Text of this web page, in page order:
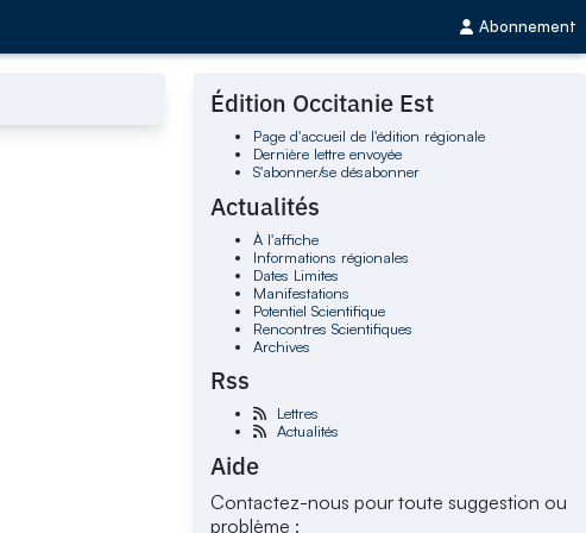
Abonnement
Édition Occitanie Est
Page d'accueil de l'édition régionale
Dernière lettre envoyée
S'abonner/se désabonner
Actualités
À l'affiche
Informations régionales
Dates Limites
Manifestations
Potentiel Scientifique
Rencontres Scientifiques
Archives
Rss
Lettres
Actualités
Aide
Contactez-nous pour toute suggestion ou
problème :